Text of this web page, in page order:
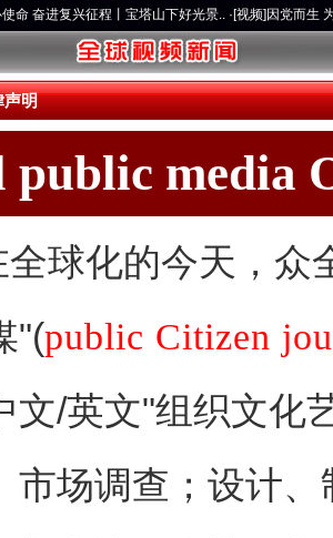
征程丨宝塔山下好光景..·[视频]因党而生 为党而战
明
public media
全球化的今天，众
"(public Citizen
文/英文"组织文化
市场调查；设计